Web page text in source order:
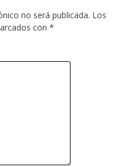
no será publicada. Los
con *